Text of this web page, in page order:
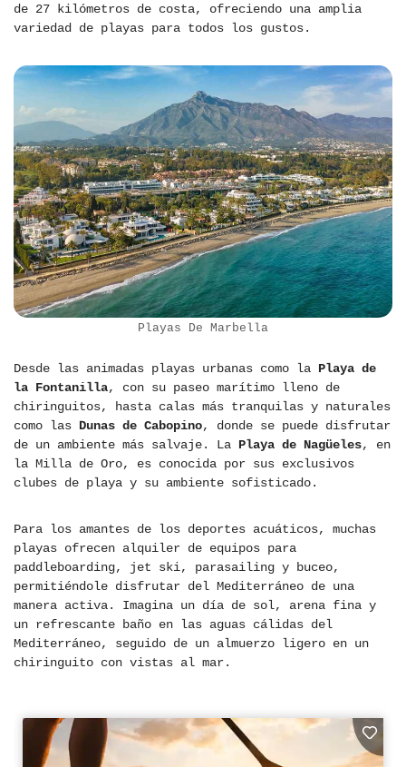
de 27 kilómetros de costa, ofreciendo una amplia
variedad de playas para todos los gustos.
Playas De Marbella
Desde las animadas playas urbanas como la Playa de
la Fontanilla, con su paseo marítimo lleno de
chiringuitos, hasta calas más tranquilas y naturales
como las Dunas de Cabopino, donde se puede disfrutar
de un ambiente más salvaje. La Playa de Nagüeles, en
la Milla de Oro, es conocida por sus exclusivos
clubes de playa y su ambiente sofisticado.
Para los amantes de los deportes acuáticos, muchas
playas ofrecen alquiler de equipos para
paddleboarding, jet ski, parasailing y buceo,
permitiéndole disfrutar del Mediterráneo de una
manera activa. Imagina un día de sol, arena fina y
un refrescante baño en las aguas cálidas del
Mediterráneo, seguido de un almuerzo ligero en un
chiringuito con vistas al mar.